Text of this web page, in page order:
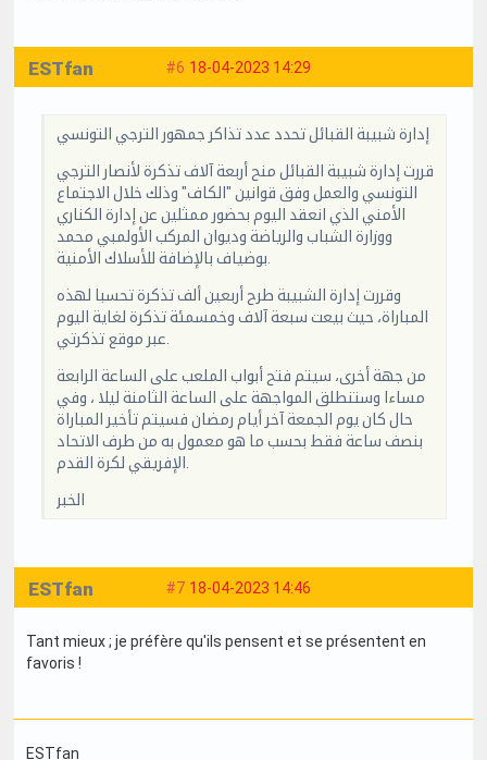
#6 18-04-2023 14:29
ESTfan
إدارة شبيبة القبائل تحدد عدد تذاكر جمهور الترجي التونسي
قررت إدارة شبيبة القبائل منح أربعة آلاف تذكرة لأنصار الترجي
التونسي والعمل وفق قوانين "الكاف" وذلك خلال الاجتماع
الأمني الذي انعقد اليوم بحضور ممثلين عن إدارة الكناري
ووزارة الشباب والرياضة وديوان المركب الأولمبي محمد
وقررت إدارة الشبيبة طرح أربعين ألف تذكرة تحسبا لهذه
المباراة، حيث بيعت سبعة آلاف وخمسمئة تذكرة لغاية اليوم
من جهة أخرى، سيتم فتح أبواب الملعب على الساعة الرابعة
مساءا وستنطلق المواجهة على الساعة الثامنة ليلا ، وفي
حال كان يوم الجمعة آخر أيام رمضان فسيتم تأخير المباراة
بنصف ساعة فقط بحسب ما هو معمول به من طرف الاتحاد
الخبر
#7 18-04-2023 14:46
ESTfan
Tant mieux ; je préfère qu'ils pensent et se présentent en
favoris !
ESTfan